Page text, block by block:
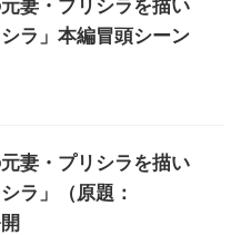
妻・プリシラを描い
ラ」本編冒頭シーン
妻・プリシラを描い
ラ」（原題：